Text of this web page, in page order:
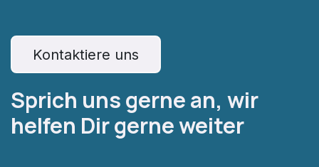
Kontaktiere uns
Sprich uns gerne an, wir
helfen Dir gerne weiter